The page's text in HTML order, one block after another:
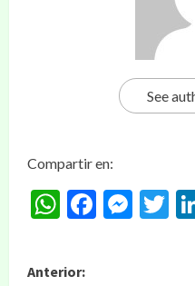
See
Compartir en:
WhatsApp
Anterior: